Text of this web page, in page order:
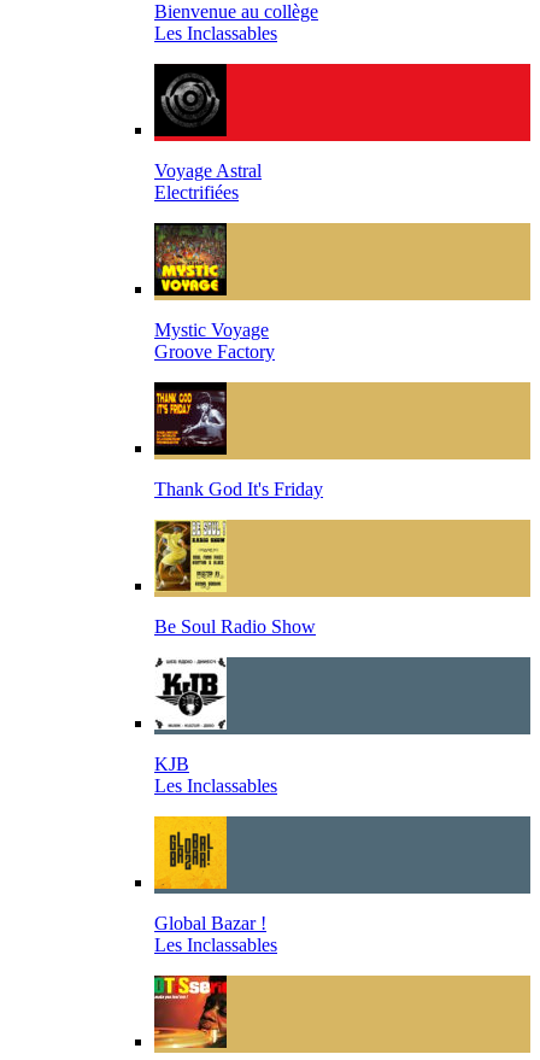
Bienvenue au collège
Les Inclassables
Voyage Astral
Electrifiées
Mystic Voyage
Groove Factory
Thank God It's Friday
Be Soul Radio Show
KJB
Les Inclassables
Global Bazar !
Les Inclassables